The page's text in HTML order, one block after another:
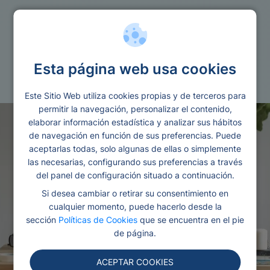
Esta página web usa cookies
Este Sitio Web utiliza cookies propias y de terceros para
permitir la navegación, personalizar el contenido,
elaborar información estadística y analizar sus hábitos
de navegación en función de sus preferencias. Puede
aceptarlas todas, solo algunas de ellas o simplemente
las necesarias, configurando sus preferencias a través
del panel de configuración situado a continuación.
Si desea cambiar o retirar su consentimiento en
cualquier momento, puede hacerlo desde la
sección Políticas de Cookies que se encuentra en el pie
de página.
ACEPTAR COOKIES
Reunificacion de deudas con asnef